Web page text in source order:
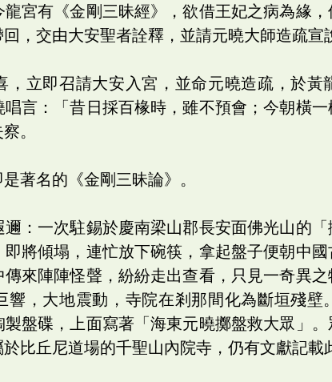
宮有《金剛三昧經》，欲借王妃之病為緣
，交由大安聖者詮釋，並請元曉大師造疏宣
，立即召請大安入宮，並命元曉造疏，於黃
言：「昔日採百椽時，雖不預會；今朝橫
。
著名的《金剛三昧論》。
：一次駐錫於慶南梁山郡長安面佛光山的
將傾塌，連忙放下碗筷，拿起盤子便朝中
來陣陣怪聲，紛紛走出查看，只見一奇異
響，大地震動，寺院在剎那間化為斷垣殘壁
盤碟，上面寫著「海東元曉擲盤救大眾」
比丘尼道場的千聖山內院寺，仍有文獻記載